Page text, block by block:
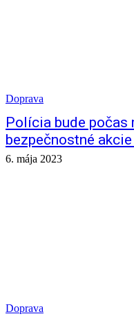
Doprava
Polícia bude počas
bezpečnostné
6. mája 2023
Doprava